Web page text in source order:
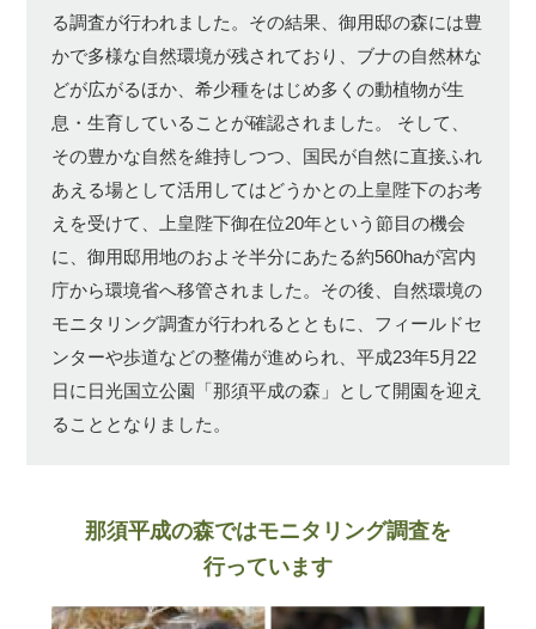
る調査が行われました。その結果、御用邸の森には豊
かで多様な自然環境が残されており、ブナの自然林な
どが広がるほか、希少種をはじめ多くの動植物が生
息・生育していることが確認されました。
そして、
その豊かな自然を維持しつつ、国民が自然に直接ふれ
あえる場として活用してはどうかとの上皇陛下のお考
えを受けて、上皇陛下御在位20年という節目の機会
に、御用邸用地のおよそ半分にあたる約560haが宮内
庁から環境省へ移管されました。その後、自然環境の
モニタリング調査が行われるとともに、フィールドセ
ンターや歩道などの整備が進められ、平成23年5月22
日に日光国立公園「那須平成の森」として開園を迎え
ることとなりました。
那須平成の森ではモニタリング調査を
行っています